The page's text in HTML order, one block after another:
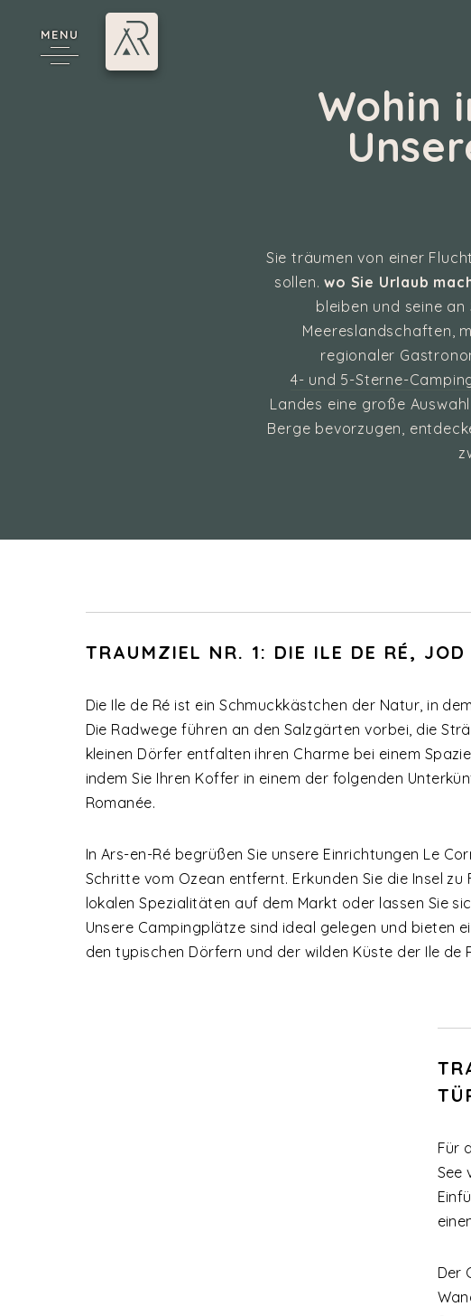
MENU
Wohin
Sie träumen von einer
sollen.wo Sie Urlaub
bleiben und seine
Meereslandschaften,
regionaler
4- und 5-Sterne-
Landes eine große
Berge bevorzugen,
TRAUMZIEL NR. 1: DIE ILE DE RÉ, JOD
Die Ile de Ré ist ein Schmuckkästchen der Natur, in
Die Radwege führen an den Salzgärten vorbei, die
kleinen Dörfer entfalten ihren Charme bei einem
indem Sie Ihren Koffer in einem der folgenden
Romanée.
In Ars-en-Ré begrüßen Sie unsere Einrichtungen Le
Schritte vom Ozean entfernt. Erkunden Sie die Insel
lokalen Spezialitäten auf dem Markt oder lassen Sie
Unsere Campingplätze sind ideal gelegen und bieten
den typischen Dörfern und der wilden Küste der Ile de
Für
See
Der